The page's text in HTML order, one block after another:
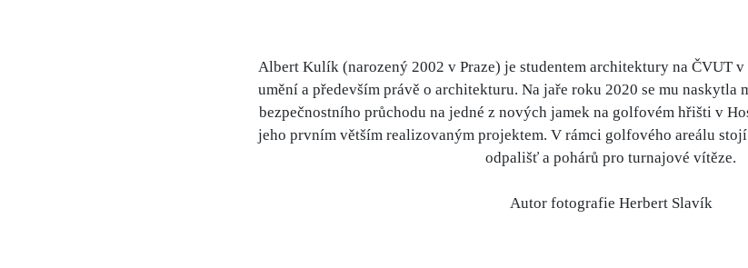
Albert Kulík (narozený 2002 v Praze) je studentem architektury na ČVUT v
umění a především právě o architekturu. Na jaře roku 2020 se mu
bezpečnostního průchodu na jedné z nových jamek na golfovém hřišti v
jeho prvním větším realizovaným projektem. V rámci golfového areálu
odpališť a pohárů pro turnajové vítěze.
Autor fotografie Herbert Slavík